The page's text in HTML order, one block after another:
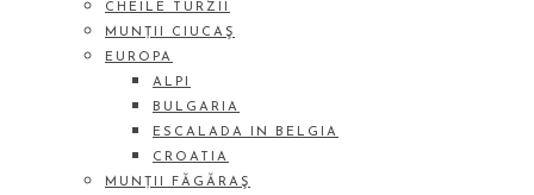
CHEILE TURZII
MUNȚII CIUCAŞ
EUROPA
ALPI
BULGARIA
ESCALADA IN BELGIA
CROATIA
MUNȚII FĂGĂRAŞ